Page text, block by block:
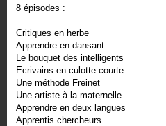
8 épisodes :
Critiques en herbe
Apprendre en dansant
Le bouquet des intelligents
Ecrivains en culotte courte
Une méthode Freinet
Une artiste à la maternelle
Apprendre en deux langues
Apprentis chercheurs